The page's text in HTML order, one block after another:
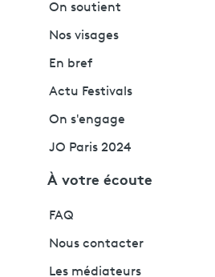
On soutient
Nos visages
En bref
Actu Festivals
On s'engage
JO Paris 2024
À votre écoute
FAQ
Nous contacter
Les médiateurs